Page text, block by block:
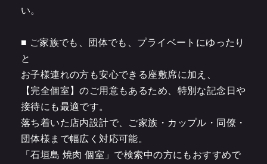
い。
■ ご家族でも、団体でも、プライベートにゆったり
と
お子様連れの方も安心できる座敷席に加え、
【完全個室】のご用意もあるため、特別な記念日や
接待にも最適です。
落ち着いた店内設計で、ご家族・カップル・同僚・
団体様まで幅広く対応可能。
「石垣島 焼肉 個室」で検索中の方にもおすすめで